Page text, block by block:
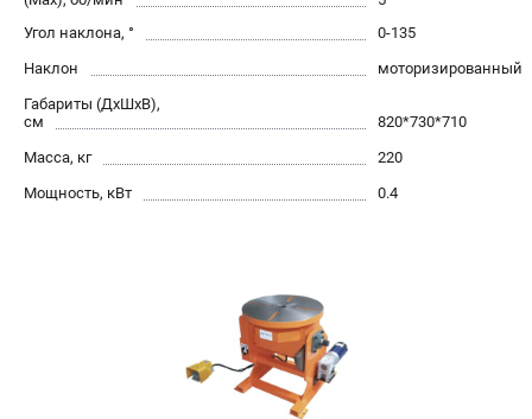
Основные виды сверлильных станков и их назначение
ТЕЛЕФОН (САНКТ-ПЕТЕРБУРГ)
8 (812) 564-50-74
Прием заказов по телефону:
пн-пт - с 9:00 до 18:00
сб - с 10:00 до 16:00
вс - выходной
zakaz@stalex-shop.ru
Угол наклона, °
0-135
Наклон
моторизированный
Габариты (ДхШхВ),
см
820*730*710
Масса, кг
220
Мощность, кВт
0.4